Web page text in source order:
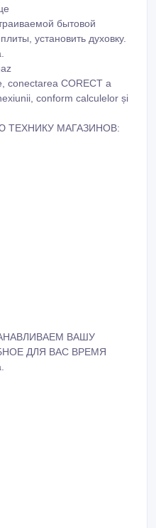
бытовой
установить духовку.
conectarea CORECT a
conform calculelor și
ТЕХНИКУ МАГАЗИНОВ:
ВАШУ
ДЛЯ ВАС ВРЕМЯ